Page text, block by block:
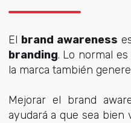
El brand awareness
branding. Lo normal
la marca también
Mejorar el brand
ayudará a que sea bien